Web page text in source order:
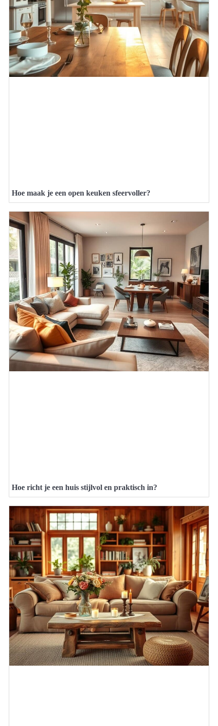
Hoe maak je een open keuken sfeervoller?
Hoe richt je een huis stijlvol en praktisch in?